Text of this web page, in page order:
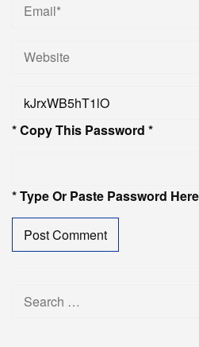
* Copy This Password *
* Type Or Paste Password
Search